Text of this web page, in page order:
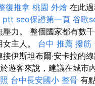
復推拿 桃園 外燴 在此
ptt seo保證第一頁 谷歌
壓力。 整個國家都有數
主人。 台中 推薦 撥筋
伊斯坦布爾·安卡拉的
遊客來說，建議在城市
台中長安國小 整骨 有